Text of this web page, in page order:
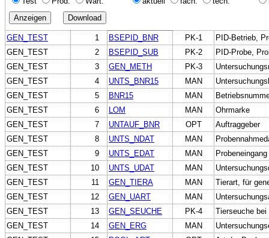
GEN_TEST 1 BSEPID_BNR PK-1
PID-Betrieb,
GEN_TEST
2 BSEPID_SUB PK-2
PID-Probe,
GEN_TEST
3 GEN_METH PK-3
GEN_TEST
4 UNTS_BNR15 MAN
GEN_TEST
5 BNR15 MAN
GEN_TEST
6 LOM MAN
Ohrmarke
GEN_TEST
7 UNTAUF_BNR OPT
Auftraggeber
GEN_TEST
8 UNTS_NDAT MAN
GEN_TEST
9 UNTS_EDAT MAN
GEN_TEST
10 UNTS_UDAT MAN
GEN_TEST
11 GEN_TIERA MAN
Tierart, für
GEN_TEST
12 GEN_UART MAN
GEN_TEST
13 GEN_SEUCHE PK-4
Tierseuche
GEN_TEST
14 GEN_ERG MAN